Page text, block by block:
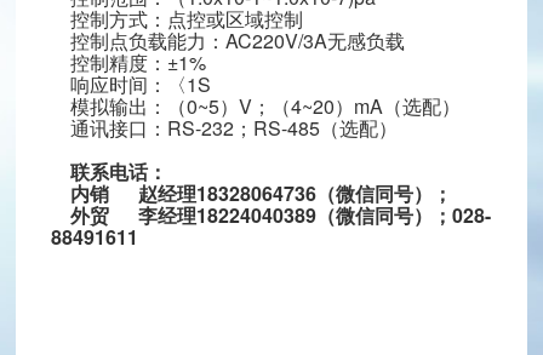
控制方式：点控或区域控制
控制点负载能力：AC220V/3A无感负载
控制精度：±1%
响应时间：〈1S
模拟输出：（0~5）V；（4~20）mA（选配）
通讯接口：RS-232；RS-485（选配）
联系电话：
内销 赵经理18328064736（微信同号）；
外贸 李经理18224040389（微信同号）；028-
88491611